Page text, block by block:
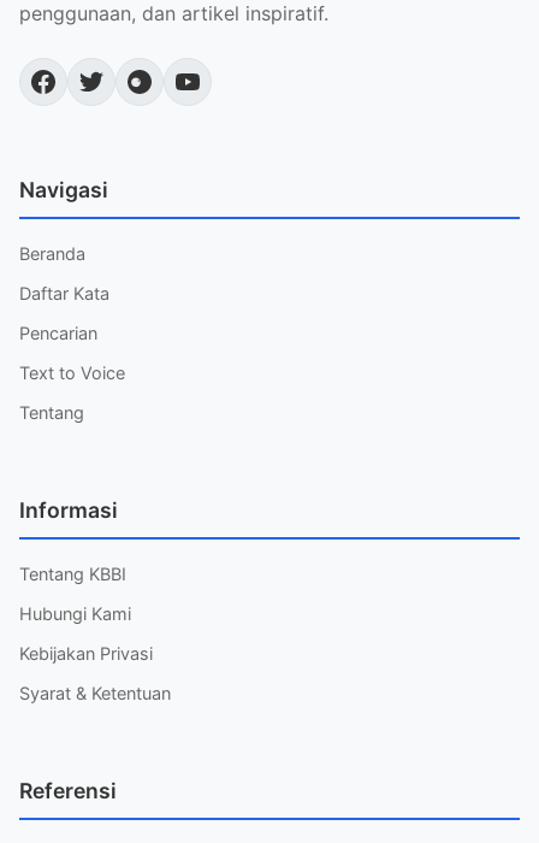
penggunaan, dan artikel inspiratif.
Navigasi
Beranda
Daftar Kata
Pencarian
Text to Voice
Tentang
Informasi
Tentang KBBI
Hubungi Kami
Kebijakan Privasi
Syarat & Ketentuan
Referensi